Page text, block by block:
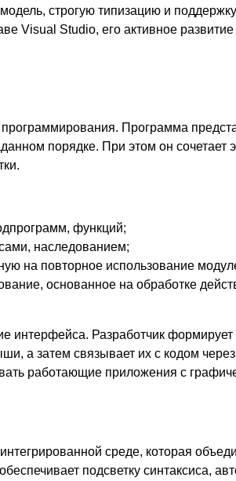
строгую типизацию и
Visual Studio, его активное
Программа
порядке. При этом он сочетает
функций;
наследованием;
на повторное использование
основанное на обработке
интерфейса. Разработчик
а затем связывает их с кодом через
работающие приложения с
среде, которая
подсветку синтаксиса,